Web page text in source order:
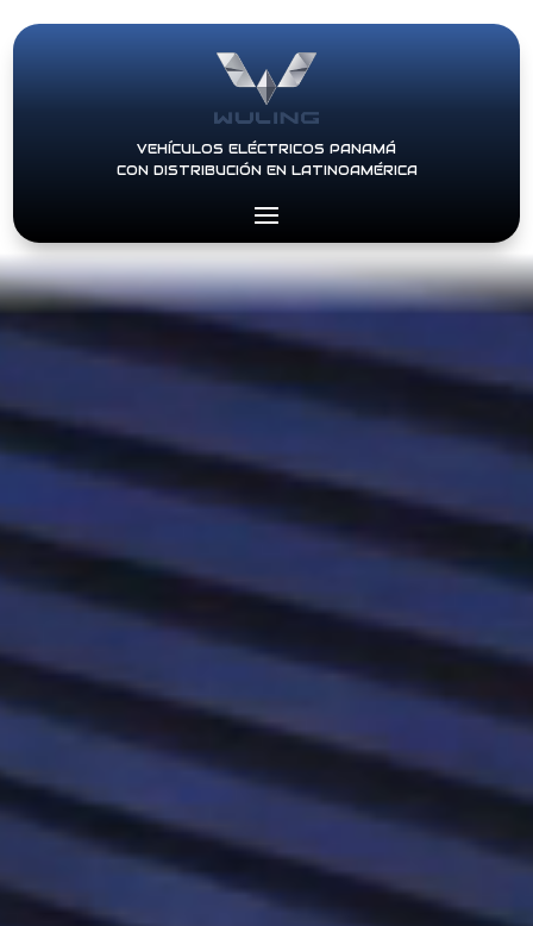
VEHÍCULOS ELÉCTRICOS PANAMÁ
CON DISTRIBUCIÓN EN LATINOAMÉRICA
Player